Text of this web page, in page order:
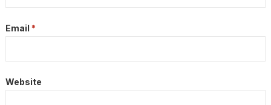
Email *
Website